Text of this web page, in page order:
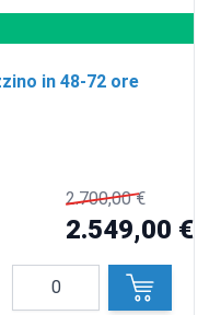
in 48-72 ore
2.700,00 €
2.549,00 €
Quantità